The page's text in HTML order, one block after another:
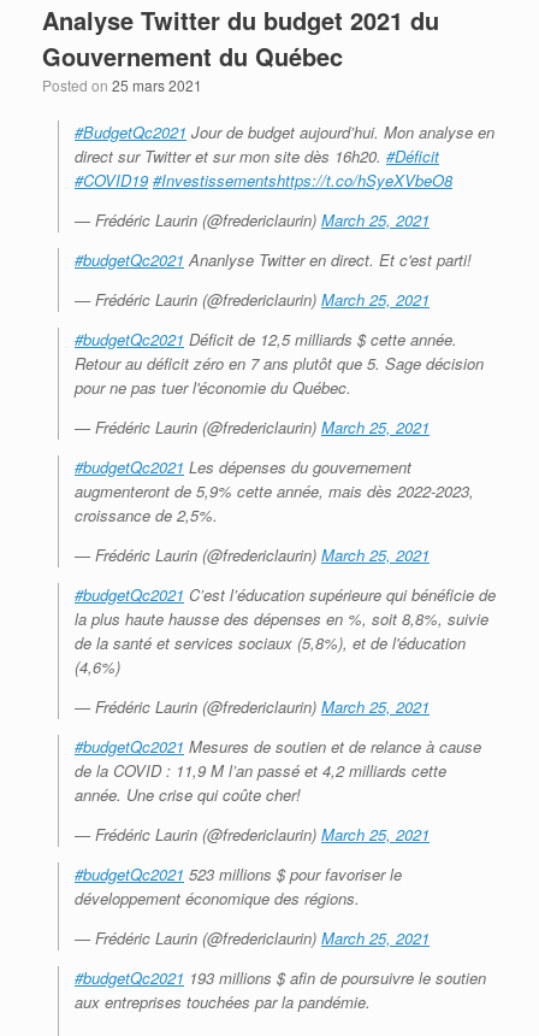
Analyse Twitter du budget 2021 du
Gouvernement du Québec
Posted on 25 mars 2021
#BudgetQc2021 Jour de budget aujourd’hui. Mon analyse en
direct sur Twitter et sur mon site dès 16h20. #Déficit
#COVID19 #Investissementshttps://t.co/hSyeXVbeO8
— Frédéric Laurin (@fredericlaurin) March 25, 2021
#budgetQc2021 Ananlyse Twitter en direct. Et c'est parti!
— Frédéric Laurin (@fredericlaurin) March 25, 2021
#budgetQc2021 Déficit de 12,5 milliards $ cette année.
Retour au déficit zéro en 7 ans plutôt que 5. Sage décision
pour ne pas tuer l'économie du Québec.
— Frédéric Laurin (@fredericlaurin) March 25, 2021
#budgetQc2021 Les dépenses du gouvernement
augmenteront de 5,9% cette année, mais dès 2022-2023,
croissance de 2,5%.
— Frédéric Laurin (@fredericlaurin) March 25, 2021
#budgetQc2021 C’est l’éducation supérieure qui bénéficie de
la plus haute hausse des dépenses en %, soit 8,8%, suivie
de la santé et services sociaux (5,8%), et de l'éducation
(4,6%)
— Frédéric Laurin (@fredericlaurin) March 25, 2021
#budgetQc2021 Mesures de soutien et de relance à cause
de la COVID : 11,9 M l’an passé et 4,2 milliards cette
année. Une crise qui coûte cher!
— Frédéric Laurin (@fredericlaurin) March 25, 2021
#budgetQc2021 523 millions $ pour favoriser le
développement économique des régions.
— Frédéric Laurin (@fredericlaurin) March 25, 2021
#budgetQc2021 193 millions $ afin de poursuivre le soutien
aux entreprises touchées par la pandémie.